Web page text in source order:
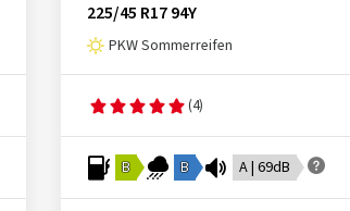
225/45 R17 94Y
PKW Sommerreifen
(4)
B B A | 69dB